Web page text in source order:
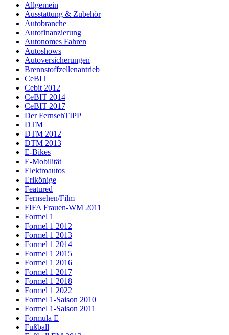
Allgemein
Ausstattung & Zubehör
Autobranche
Autofinanzierung
Autonomes Fahren
Autoshows
Autoversicherungen
Brennstoffzellenantrieb
CeBIT
Cebit 2012
CeBIT 2014
CeBIT 2017
Der FernsehTIPP
DTM
DTM 2012
DTM 2013
E-Bikes
E-Mobilität
Elektroautos
Erlkönige
Featured
Fernsehen/Film
FIFA Frauen-WM 2011
Formel 1
Formel 1 2012
Formel 1 2013
Formel 1 2014
Formel 1 2015
Formel 1 2016
Formel 1 2017
Formel 1 2018
Formel 1 2022
Formel 1-Saison 2010
Formel 1-Saison 2011
Formula E
Fußball